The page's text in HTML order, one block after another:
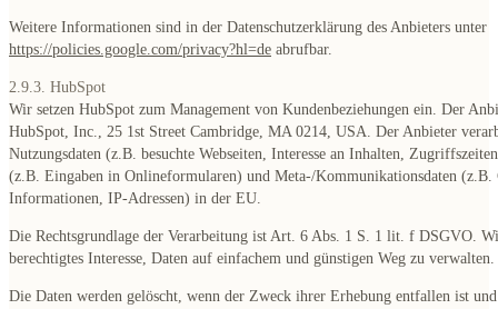
Weitere Informationen sind in der Datenschutzerklärung des Anbieters unter
https://policies.google.com/privacy?hl=de abrufbar.
2.9.3. HubSpot
Wir setzen HubSpot zum Management von Kundenbeziehungen ein. Der
HubSpot, Inc., 25 1st Street Cambridge, MA 0214, USA. Der Anbieter
Nutzungsdaten (z.B. besuchte Webseiten, Interesse an Inhalten,
(z.B. Eingaben in Onlineformularen) und Meta-/Kommunikationsdaten (z.B.
Informationen, IP-Adressen) in der EU.
Die Rechtsgrundlage der Verarbeitung ist Art. 6 Abs. 1 S. 1 lit. f DSGVO.
berechtigtes Interesse, Daten auf einfachem und günstigen Weg zu verwalten.
Die Daten werden gelöscht, wenn der Zweck ihrer Erhebung entfallen ist